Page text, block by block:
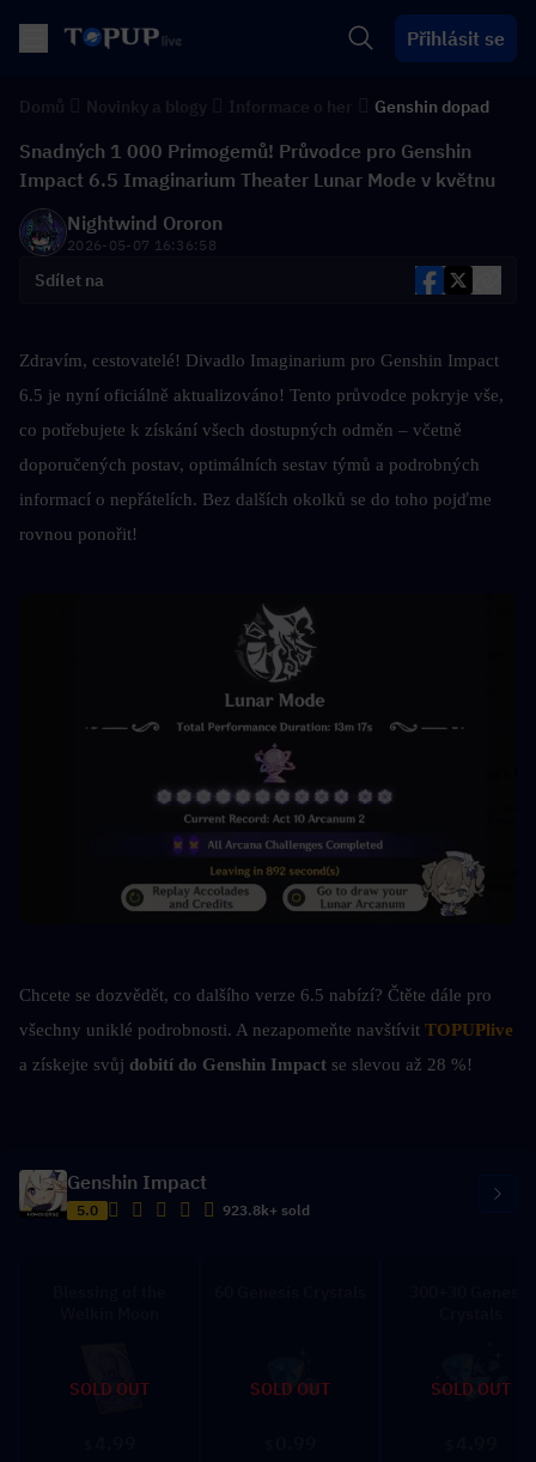
Přihlásit se
Genshin dopad
Snadných 1 000 Primogemů! Průvodce pro Genshin
Impact 6.5 Imaginarium Theater Lunar Mode v květnu
Nightwind Ororon
2026-05-07 16:36:58
Sdílet na
Zdravím, cestovatelé! Divadlo Imaginarium pro Genshin Impact
6.5 je nyní oficiálně aktualizováno! Tento průvodce pokryje vše,
co potřebujete k získání všech dostupných odměn – včetně
doporučených postav, optimálních sestav týmů a podrobných
informací o nepřátelích. Bez dalších okolků se do toho pojďme
rovnou ponořit!
Chcete se dozvědět, co dalšího verze 6.5 nabízí? Čtěte dále pro
všechny uniklé podrobnosti. A nezapomeňte navštívit TOPUPlive
a získejte svůj dobití do Genshin Impact se slevou až 28 %!
Genshin Impact
5.0 923.8k+ sold
SOLD OUT SOLD OUT SOLD OUT